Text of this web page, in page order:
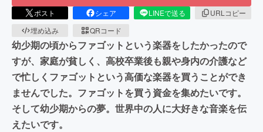
ポスト シェア LINEで送る
URLコピー
埋め込み
QRコード
幼少期の頃からファゴットという楽器をしたかったので
すが、家庭が貧しく、高校卒業後も親や身内の介護など
で忙しくファゴットという高価な楽器を買うことができ
ませんでした。ファゴットを買う資金を集めたいです。
そして幼少期からの夢。世界中の人に大好きな音楽を伝
えたいです。